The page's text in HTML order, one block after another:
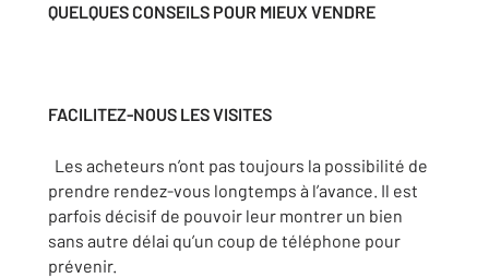
QUELQUES CONSEILS POUR MIEUX VENDRE
FACILITEZ-NOUS LES VISITES
Les acheteurs n’ont pas toujours la possibilité de
prendre rendez-vous longtemps à l’avance. Il est
parfois décisif de pouvoir leur montrer un bien
sans autre délai qu’un coup de téléphone pour
prévenir.